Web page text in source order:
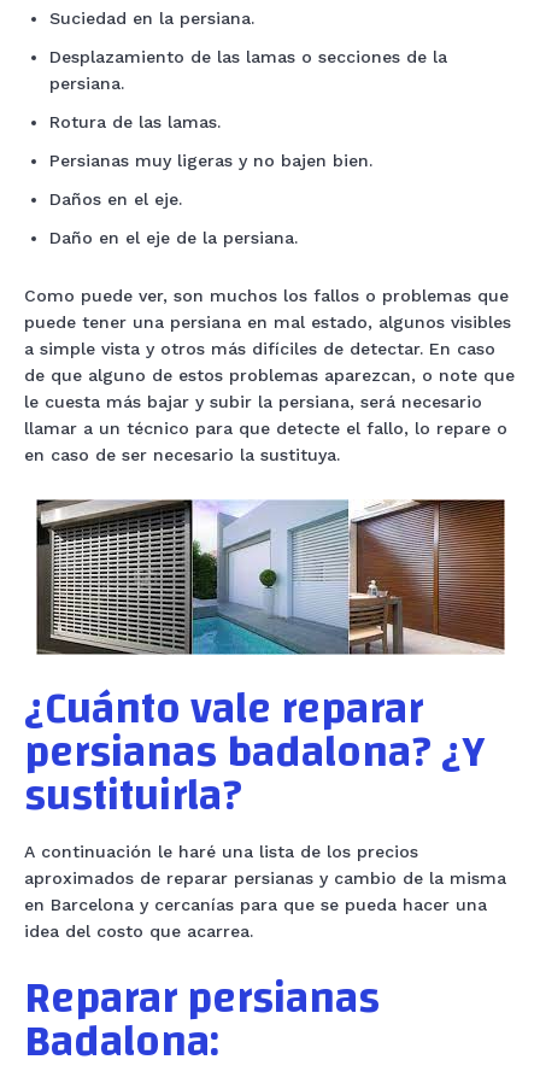
Suciedad en la persiana.
Desplazamiento de las lamas o secciones de la
persiana.
Rotura de las lamas.
Persianas muy ligeras y no bajen bien.
Daños en el eje.
Daño en el eje de la persiana.
Como puede ver, son muchos los fallos o problemas que
puede tener una persiana en mal estado, algunos visibles
a simple vista y otros más difíciles de detectar. En caso
de que alguno de estos problemas aparezcan, o note que
le cuesta más bajar y subir la persiana, será necesario
llamar a un técnico para que detecte el fallo, lo repare o
en caso de ser necesario la sustituya.
¿Cuánto vale reparar
persianas badalona? ¿Y
sustituirla?
A continuación le haré una lista de los precios
aproximados de reparar persianas y cambio de la misma
en Barcelona y cercanías para que se pueda hacer una
idea del costo que acarrea.
Reparar persianas
Badalona: